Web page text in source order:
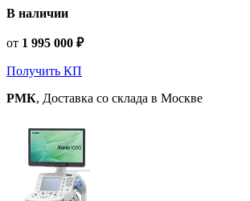
В наличии
от 1 995 000 ₽
Получить КП
РМК, Доставка со склада в Москве